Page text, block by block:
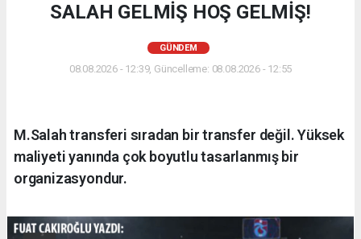
SALAH GELMİŞ HOŞ GELMİŞ!
GÜNDEM
08.08.2026 - 12:39, Güncelleme: 08.08.2026 - 12:55
M.Salah transferi sıradan bir transfer değil. Yüksek
maliyeti yanında çok boyutlu tasarlanmış bir
organizasyondur.